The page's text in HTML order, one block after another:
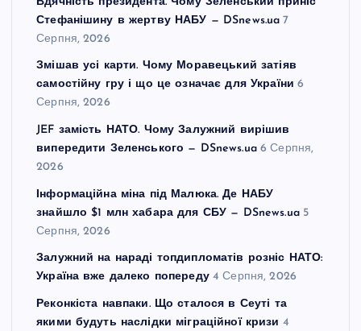
Стефанішину в жертву НАБУ — DSnews.ua 7
Серпня, 2026
Змішав усі карти. Чому Моравецький затіяв
самостійну гру і що це означає для України 6
Серпня, 2026
JEF замість НАТО. Чому Залужний вирішив
випередити Зеленського — DSnews.ua 6 Серпня,
2026
Інформаційна міна під Малюка. Де НАБУ
знайшло $1 млн хабара для СБУ — DSnews.ua 5
Серпня, 2026
Залужний на нараді топдипломатів розніс НАТО:
Україна вже далеко попереду 4 Серпня, 2026
Реконкіста навпаки. Що сталося в Сеуті та
якими будуть наслідки міграційної кризи 4